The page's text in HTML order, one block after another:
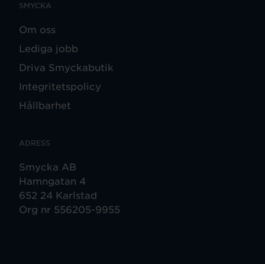
SMYCKA
Om oss
Lediga jobb
Driva Smyckabutik
Integritetspolicy
Hållbarhet
ADRESS
Smycka AB
Hamngatan 4
652 24 Karlstad
Org nr 556205-9955